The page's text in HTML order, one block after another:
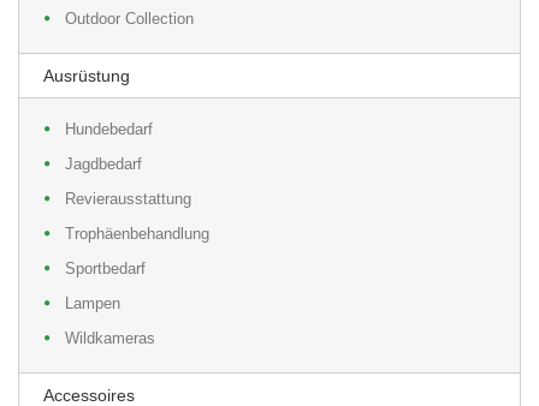
Outdoor Collection
Ausrüstung
Hundebedarf
Jagdbedarf
Revierausstattung
Trophäenbehandlung
Sportbedarf
Lampen
Wildkameras
Accessoires